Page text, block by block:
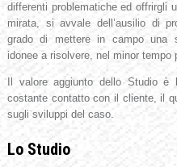
differenti problematiche ed offrirgli
mirata, si avvale dell’ausilio di
grado di mettere in campo una
idonee a risolvere, nel minor
Il valore aggiunto dello Studio
costante contatto con il cliente, il
sugli sviluppi del caso.
Lo Studio